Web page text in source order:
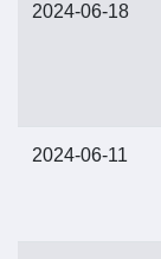
2024-06-18
2024-06-11